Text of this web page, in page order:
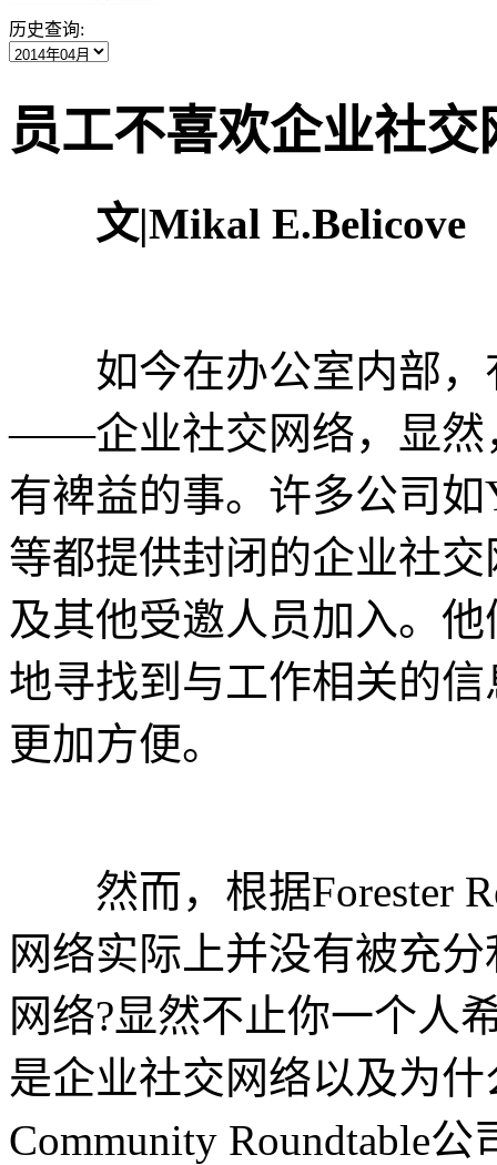
历史查询:
员工不喜欢企业社
文|Mikal E.Belicove
如今在办公室内部，
——企业社交网络，显然
有裨益的事。许多公司如
等都提供封闭的企业社
及其他受邀人员加入。
地寻找到与工作相关的
更加方便。
然而，根据Forester
网络实际上并没有被充
网络?显然不止你一个人
是企业社交网络以及为
Community Roundtable公